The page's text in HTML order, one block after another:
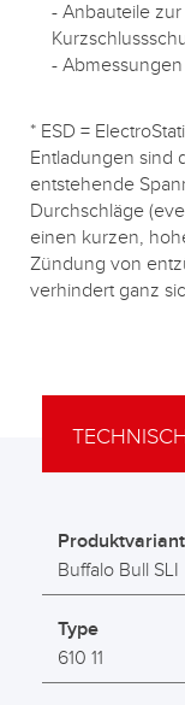
- Anbauteile
-
* ESD =
Entladungen sind
entstehende
Durchschläge
einen kurzen,
Zündung von
verhindert ganz
Buffalo Bull SLI
Type
610 11